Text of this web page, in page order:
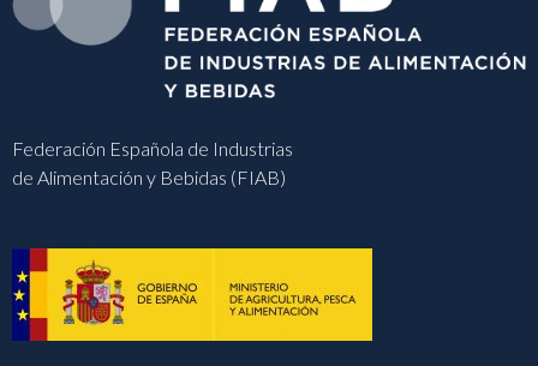
Federación Española de Industrias
de Alimentación y Bebidas (FIAB)